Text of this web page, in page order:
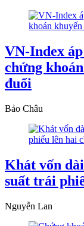
VN-Index
chứng
đuổi
Bảo Châu
Khát vốn
suất trái
Nguyễn Lan